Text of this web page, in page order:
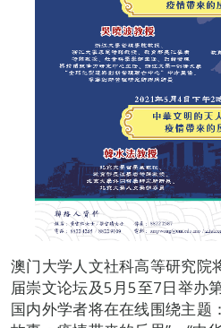
澳门大学人文社科高等研究院
届崇文论坛及5月5至7日举办
国内外学者将在在线围绕主题